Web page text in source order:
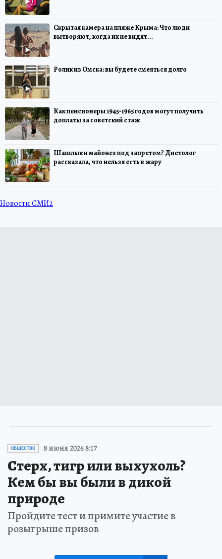
Скрытая камера на пляже Крыма: Что люди
вытворяют, когда их не видят...
Ролик из Омска: вы будете смеяться долго
Как пенсионеры 1945-1965 годов могут получить
доплаты за советский стаж
Шашлык и майонез под запретом? Диетолог
рассказала, что нельзя есть в жару
Новости СМИ2
ОБЩЕСТВО 8 июня 2026 8:17
Стерх, тигр или выхухоль?
Кем бы вы были в дикой
природе
Пройдите тест и примите участие в
розыгрыше призов